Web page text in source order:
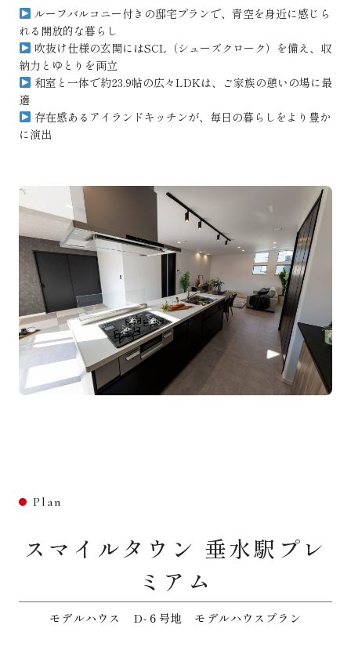
ルーフバルコニー付きの邸宅プランで、青空を身近に感じら
れる開放的な暮らし
吹抜け仕様の玄関にはSCL（シューズクローク）を備え、収
納力とゆとりを両立
和室と一体で約23.9帖の広々LDKは、ご家族の憩いの場に最
適
存在感あるアイランドキッチンが、毎日の暮らしをより豊か
に演出
Plan
スマイルタウン 垂水駅プレ
ミアム
モデルハウス D-６号地 モデルハウスプラン